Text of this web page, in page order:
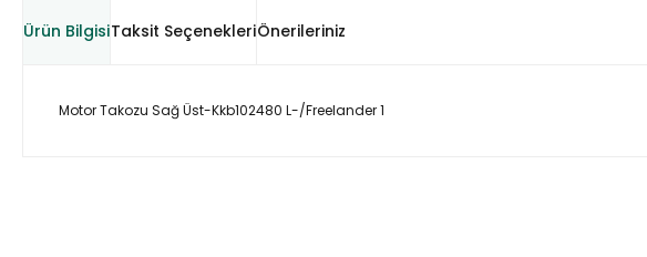
Ürün BilgisiTaksit SeçenekleriÖnerileriniz
Motor Takozu Sağ Üst-Kkb102480 L-/Freelander 1